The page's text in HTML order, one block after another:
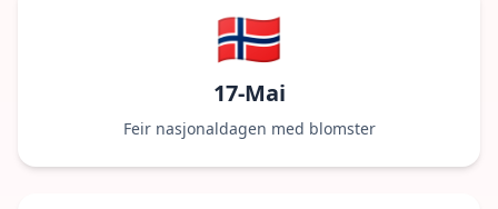
🇳🇴
17-Mai
Feir nasjonaldagen med blomster